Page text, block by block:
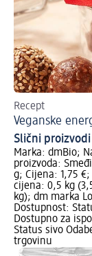
Recept
Veganske
Slični proizvodi
Marka: dmBio;
proizvoda:
g; Cijena: 1,75 €;
cijena: 0,5 kg
kg); dm marka
Dostupnost:
Dostupno za
Status sivo
trgovinu